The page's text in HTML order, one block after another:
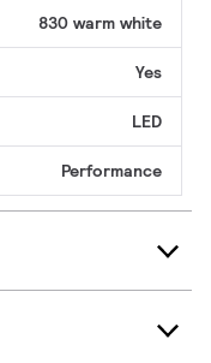
830 warm white
Yes
LED
Performance